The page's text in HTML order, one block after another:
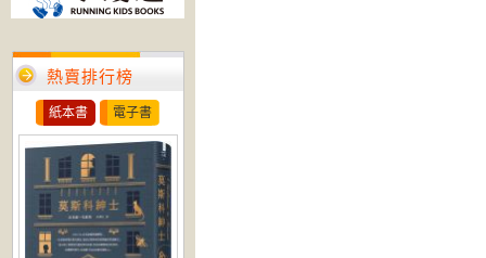
熱賣排行榜
紙本書 電子書